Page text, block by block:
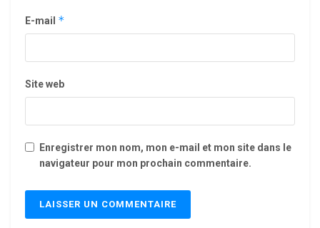
E-mail *
Site web
Enregistrer mon nom, mon e-mail et mon site dans le
navigateur pour mon prochain commentaire.